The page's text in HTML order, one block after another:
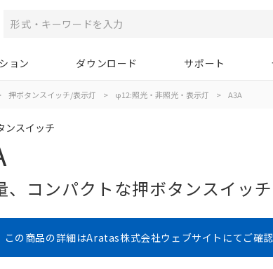
ョン ダウンロード サポート
押ボタンスイッチ/表示灯 > φ12:照光・非照光・表示灯 > A3A
ンスイッチ
、コンパクトな押ボタンスイッチ
この商品の詳細はAratas株式会社ウェブサイトにてご確